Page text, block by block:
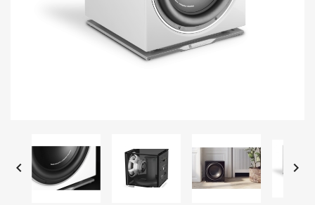
 